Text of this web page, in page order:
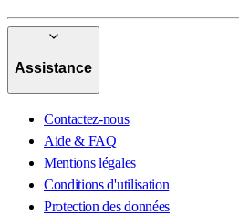
Assistance
Contactez-nous
Aide & FAQ
Mentions légales
Conditions d'utilisation
Protection des données